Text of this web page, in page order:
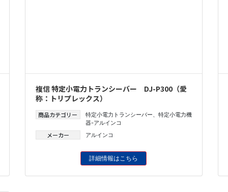
複信 特定小電力トランシーバー DJ-P300（愛
称：トリプレックス）
商品カテゴリー 特定小電力トランシーバー、 特定小電力機
器-アルインコ
メーカー アルインコ
詳細情報はこちら